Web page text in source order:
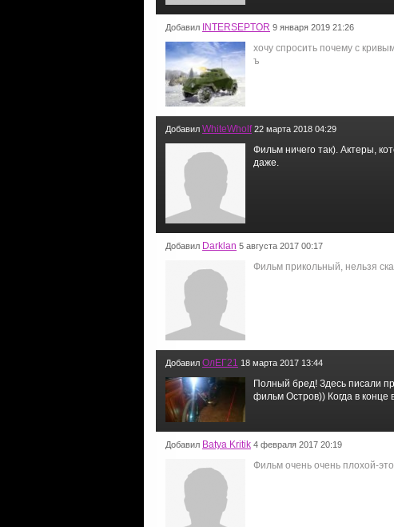
Добавил INTERSEPTOR 9 января 2019 21:26
хочу спросить почему с
ъ
Добавил WhiteWholf22 марта 2018 04:29
Фильм ничего так). Актеры,
даже.
Добавил Darklan 5 августа 2017 00:17
Фильм прикольный, нельзя
Добавил ОлЕГ21 18 марта 2017 13:44
Полный бред! Здесь писали
фильм Остров)) Когда в конце
Добавил Batya Kritik 4 февраля 2017 20:19
Фильм очень очень плохой-